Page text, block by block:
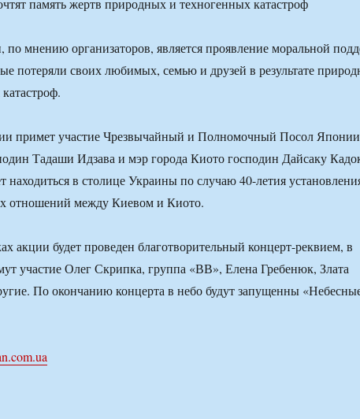
мнению организаторов, является проявление моральной
потеряли своих любимых, семью и друзей в результате
примет участие Чрезвычайный и Полномочный Посол
Тадаши Идзава и мэр города Киото господин Дайсаку
находиться в столице Украины по случаю 40-летия
отношений между Киевом и Киото.
акции будет проведен благотворительный концерт-реквием, в
участие Олег Скрипка, группа «ВВ», Елена Гребенюк, Злата
По окончанию концерта в небо будут запущенны